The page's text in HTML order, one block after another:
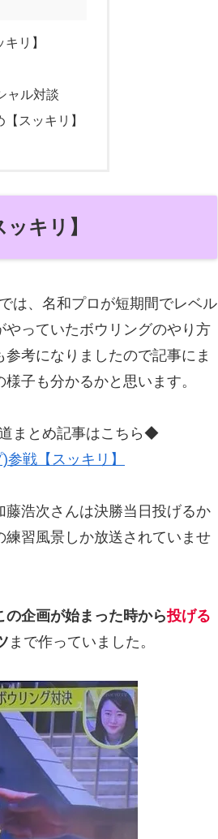
リ】
ャル対談
スッキリ】
キリ】
は、名和プロが短期間でレベル
っていたボウリングのやり方
考になりましたので記事にま
子も分かるかと思います。
まとめ記事はこちら◆
戦【スッキリ】
藤浩次さんは決勝当日投げるか
習風景しか放送されていませ
の企画が始まった時から投げる
まで作っていました。